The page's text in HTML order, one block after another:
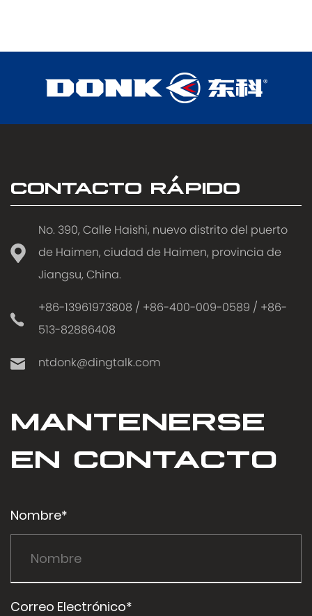
CONTACTO RÁPIDO
No. 390, Calle Haishi, nuevo distrito del puerto
de Haimen, ciudad de Haimen, provincia de
Jiangsu, China.
+86-13961973808 / +86-400-009-0589 / +86-
513-82886408
ntdonk@dingtalk.com
MANTENERSE
EN CONTACTO
Nombre*
Correo Electrónico*